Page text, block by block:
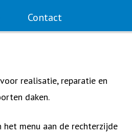
Contact
realisatie, reparatie en
daken.
het menu aan de rechterzijde